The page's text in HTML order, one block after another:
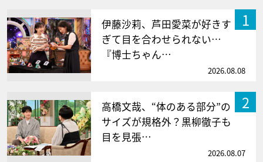
1
伊藤沙莉、芦田愛菜が好きす
ぎて目を合わせられない…
『博士ちゃん…
2026.08.08
2
高橋文哉、“体のある部分”の
サイズが規格外？黒柳徹子も
目を見張…
2026.08.07